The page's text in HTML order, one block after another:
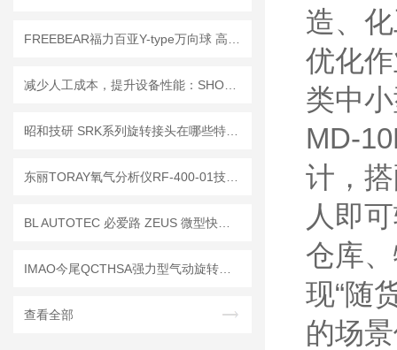
查看全部
造、
优化
类中
MD-
计，
人即
仓库
现“随
的场